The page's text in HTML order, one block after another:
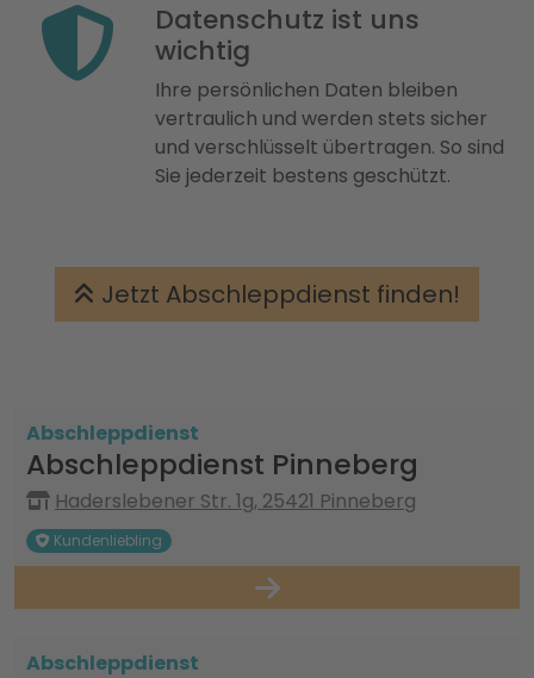
Datenschutz ist uns
wichtig
Ihre persönlichen Daten bleiben
vertraulich und werden stets sicher
und verschlüsselt übertragen. So sind
Sie jederzeit bestens geschützt.
Jetzt Abschleppdienst finden!
Abschleppdienst
Abschleppdienst Pinneberg
Haderslebener Str. 1g, 25421 Pinneberg
Kundenliebling
Abschleppdienst